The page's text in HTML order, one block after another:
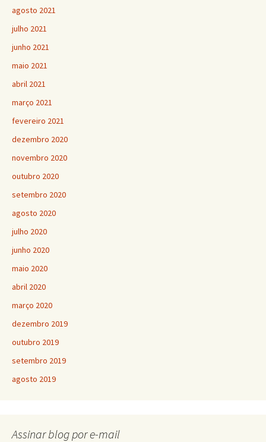
agosto 2021
julho 2021
junho 2021
maio 2021
abril 2021
março 2021
fevereiro 2021
dezembro 2020
novembro 2020
outubro 2020
setembro 2020
agosto 2020
julho 2020
junho 2020
maio 2020
abril 2020
março 2020
dezembro 2019
outubro 2019
setembro 2019
agosto 2019
Assinar blog por e-mail